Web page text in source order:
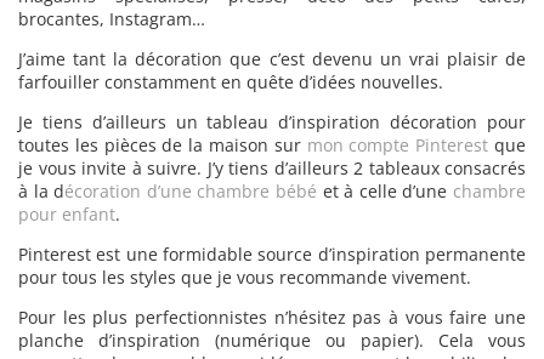
brocantes, Instagram…
J’aime tant la décoration que c’est devenu un vrai plaisir de
farfouiller constamment en quête d’idées nouvelles.
Je tiens d’ailleurs un tableau d’inspiration décoration pour
toutes les pièces de la maison sur mon compte Pinterest que
je vous invite à suivre. J’y tiens d’ailleurs 2 tableaux consacrés
à la décoration d’une chambre bébé et à celle d’une chambre
pour enfant.
Pinterest est une formidable source d’inspiration permanente
pour tous les styles que je vous recommande vivement.
Pour les plus perfectionnistes n’hésitez pas à vous faire une
planche d’inspiration (numérique ou papier). Cela vous